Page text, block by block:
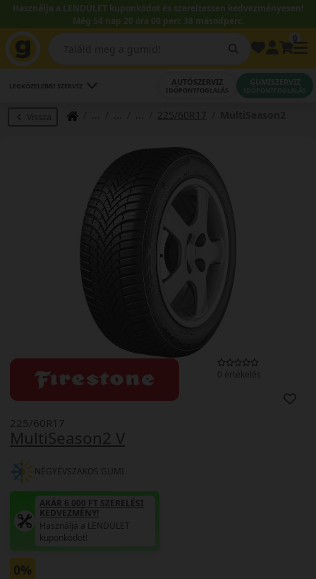
Használja a LENDÜLET kuponkódot és szereltessen kedvezményesen!
Még 54 nap 20 óra 00 perc 37 másodperc.
LEGKÖZELEBBI SZERVIZ AUTÓSZERVIZ
IDŐPONTFOGLALÁS
GUMISZERVIZ
IDŐPONTFOGLALÁS
Vissza 225/60R17
0 értékelés
MultiSeason2 V
225/60R17
NÉGYÉVSZAKOS GUMI
AKÁR 6.000 FT SZERELÉSI
KEDVEZMÉNY!
Használja a LENDÜLET
kuponkódot!
0%